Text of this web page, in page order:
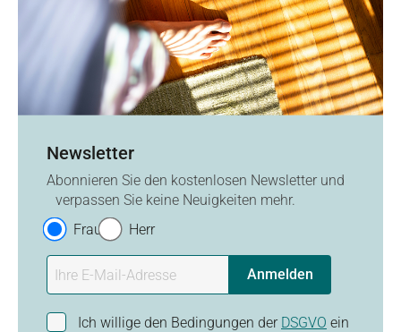
Newsletter
Abonnieren Sie den kostenlosen Newsletter und
verpassen Sie keine Neuigkeiten mehr.
Frau
Herr
Anmelden
Ich willige den Bedingungen der DSGVO ein